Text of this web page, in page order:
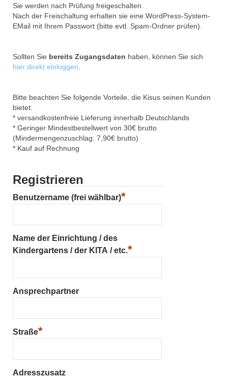
Sie werden nach Prüfung freigeschalten.
Nach der Freischaltung erhalten sie eine WordPress-System-
EMail mit Ihrem Passwort (bitte evtl. Spam-Ordner prüfen).
Sollten Sie bereits Zugangsdaten haben, können Sie sich
hier direkt einloggen.
Bitte beachten Sie folgende Vorteile, die Kisus seinen Kunden
bietet:
* versandkostenfreie Lieferung innerhalb Deutschlands
* Geringer Mindestbestellwert von 30€ brutto
(Mindermengenzuschlag: 7,90€ brutto)
* Kauf auf Rechnung
Registrieren
Benutzername (frei wählbar)*
Name der Einrichtung / des
Kindergartens / der KITA / etc.*
Ansprechpartner
Straße*
Adresszusatz